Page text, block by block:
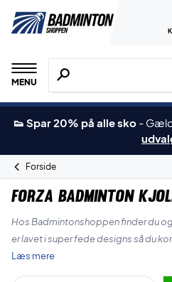
MENU
Søg efter produkter,
👟 Spar 20% på alle sko -
Forside
Forza Badminton
Hos Badmintonshoppen finder du
er lavet i super fede designs så du
Læs mere